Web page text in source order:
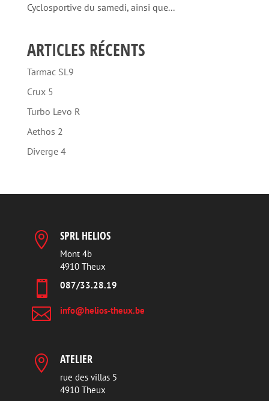
Cyclosportive du samedi, ainsi que...
ARTICLES RÉCENTS
Tarmac SL9
Crux 5
Turbo Levo R
Aethos 2
Diverge 4
 SPRL HELIOS
Mont 4b
4910 Theux
 087/33.28.19
 info@helios-theux.be
 ATELIER
rue des villas 5
4910 Theux